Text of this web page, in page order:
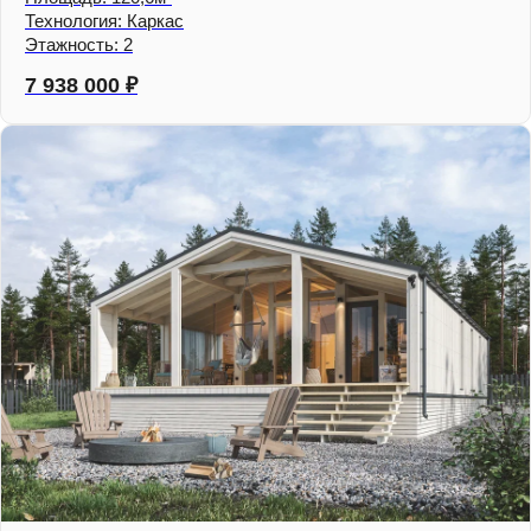
Технология: Каркас
Этажность: 2
7 938 000 ₽
Не нашли подходящий
проект?
Подберем несколько вариантов под ваш
участок, бюджет, состав семьи и
желаемый стиль дома. Если проект уже
есть — рассчитаем стоимость
строительства и предложим варианты
оптимизации.